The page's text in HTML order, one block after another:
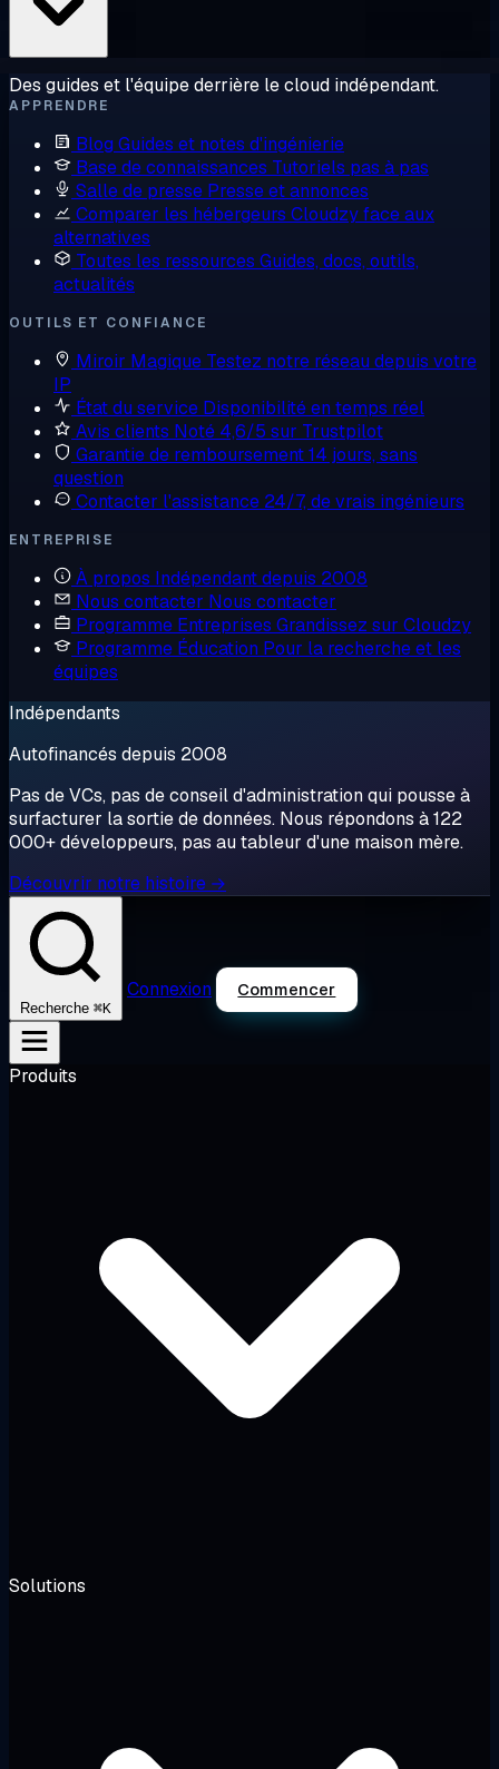
Des guides et l'équipe derrière le cloud indépendant.
APPRENDRE
Blog Guides et notes d'ingénierie
Base de connaissances Tutoriels pas à pas
Salle de presse Presse et annonces
Comparer les hébergeurs Cloudzy face aux
alternatives
Toutes les ressources Guides, docs, outils,
actualités
OUTILS ET CONFIANCE
Miroir Magique Testez notre réseau depuis votre
IP
État du service Disponibilité en temps réel
Avis clients Noté 4,6/5 sur Trustpilot
Garantie de remboursement14 jours, sans
question
Contacter l'assistance 24/7, de vrais ingénieurs
ENTREPRISE
À propos Indépendant depuis 2008
Nous contacter Nous contacter
Programme Entreprises Grandissez sur Cloudzy
Programme Éducation Pour la recherche et les
équipes
Indépendants
Autofinancés depuis 2008
Pas de VCs, pas de conseil d'administration qui pousse à
surfacturer la sortie de données. Nous répondons à 122
000+ développeurs, pas au tableur d'une maison mère.
Découvrir notre histoire →
Recherche ⌘K
Connexion Commencer
Produits
Solutions